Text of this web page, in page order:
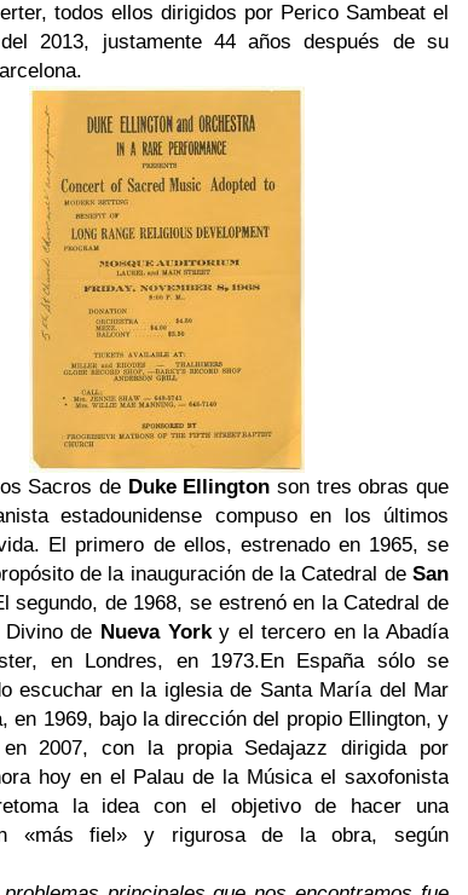
todos ellos dirigidos por Perico Sambeat el
2013, justamente 44 años después de su
Sacros de Duke Ellington son tres obras que
estadounidense compuso en los últimos
El primero de ellos, estrenado en 1965, se
de la inauguración de la Catedral de San
segundo, de 1968, se estrenó en la Catedral de
de Nueva Yorky el tercero en la Abadía
en Londres, en 1973. En España sólo se
escuchar en la iglesia de Santa María del Mar
en 1969, bajo la dirección del propio Ellington, y
2007, con la propia Sedajazz dirigida por
hoy en el Palau de la Música el saxofonista
la idea con el objetivo de hacer una
«más fiel» y rigurosa de la obra, según